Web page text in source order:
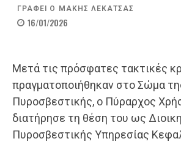
ΓΡΑΦΕΙ Ο ΜΑΚΗΣ ΛΕΚΑΤΣΑΣ
16/01/2026
Μετά τις πρόσφατες τακτικές
πραγματοποιήθηκαν στο Σώμα
Πυροσβεστικής, ο Πύραρχος
διατήρησε τη θέση του ως
Πυροσβεστικής Υπηρεσίας